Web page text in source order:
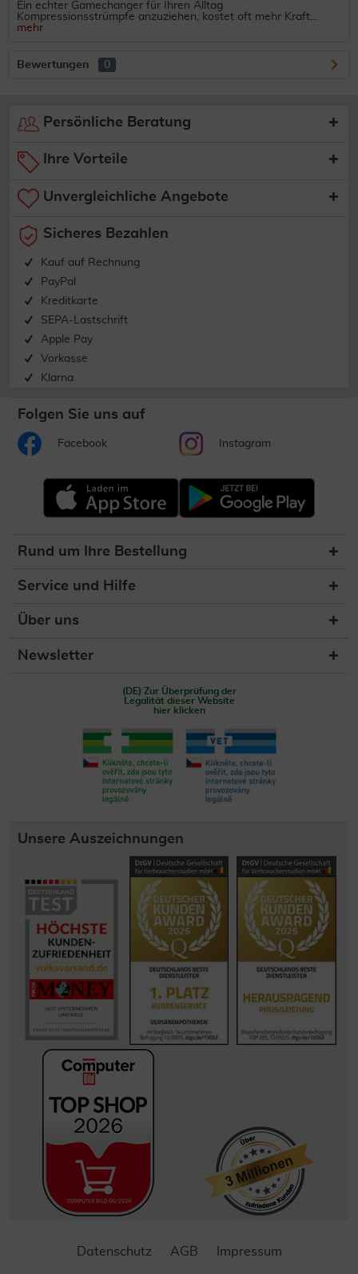
Ein echter Gamechanger für Ihren Alltag
Kompressionsstrümpfe anzuziehen, kostet oft mehr Kraft...
mehr
Bewertungen 0
Persönliche Beratung
Ihre Vorteile
Unvergleichliche Angebote
Sicheres Bezahlen
Kauf auf Rechnung
PayPal
Kreditkarte
SEPA-Lastschrift
Apple Pay
Vorkasse
Klarna
Folgen Sie uns auf
Facebook Instagram
Rund um Ihre Bestellung
Service und Hilfe
Über uns
Newsletter
(DE) Zur Überprüfung der
Legalität dieser Website
hier klicken
Unsere Auszeichnungen
Datenschutz AGB Impressum